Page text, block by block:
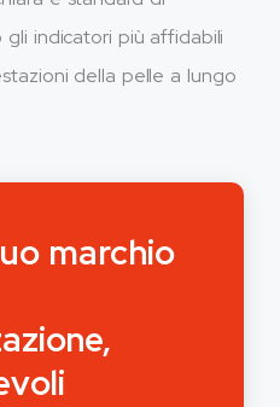
indicatori più affidabili
della pelle a lungo
marchio